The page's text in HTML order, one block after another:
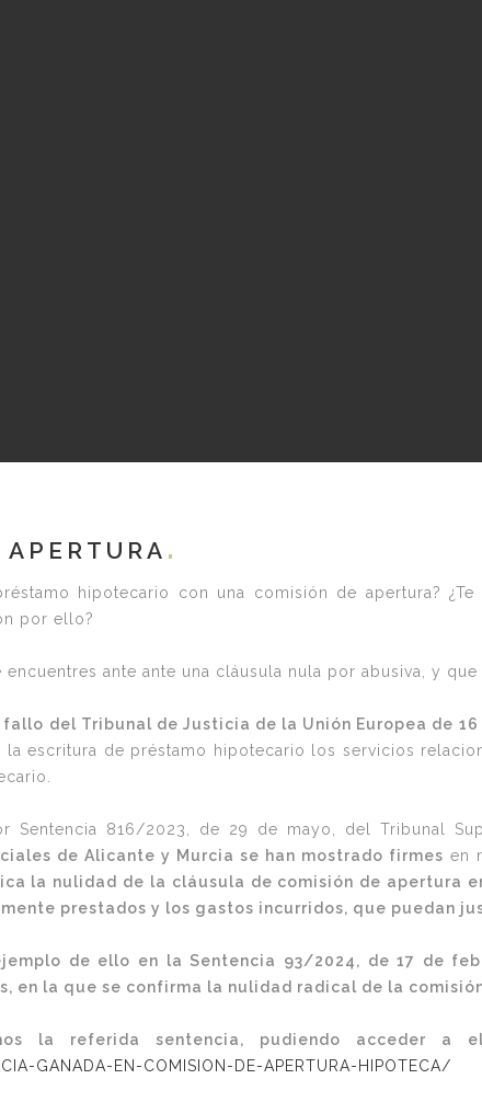
hipotecario con una comisión de apertura?
por ello?
encuentres ante ante una cláusula nula por abusiva, y
fallo del Tribunal de Justicia de la Unión Europea de 16
la escritura de préstamo hipotecario los servicios
Sentencia 816/2023, de 29 de mayo, del Tribunal
de Alicante y Murcia se han mostrado firmes en
la nulidad de la cláusula de comisión de apertura
prestados y los gastos incurridos, que puedan
de ello en la Sentencia 93/2024, de 17 de
en la que se confirma la nulidad radical de la
la referida sentencia, pudiendo acceder
GANADA-EN-COMISION-DE-APERTURA-HIPOTECA/